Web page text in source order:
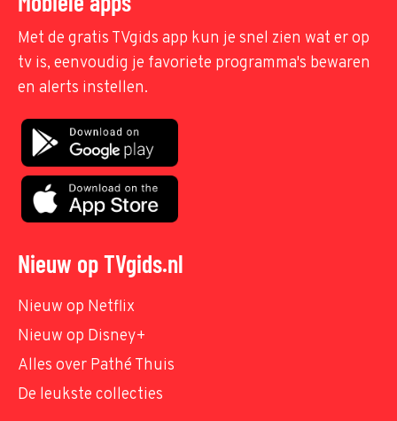
Met de gratis TVgids app kun je snel zien wat er op
tv is, eenvoudig je favoriete programma's bewaren
en alerts instellen.
Nieuw op TVgids.nl
Nieuw op Netflix
Nieuw op Disney+
Alles over Pathé Thuis
De leukste collecties